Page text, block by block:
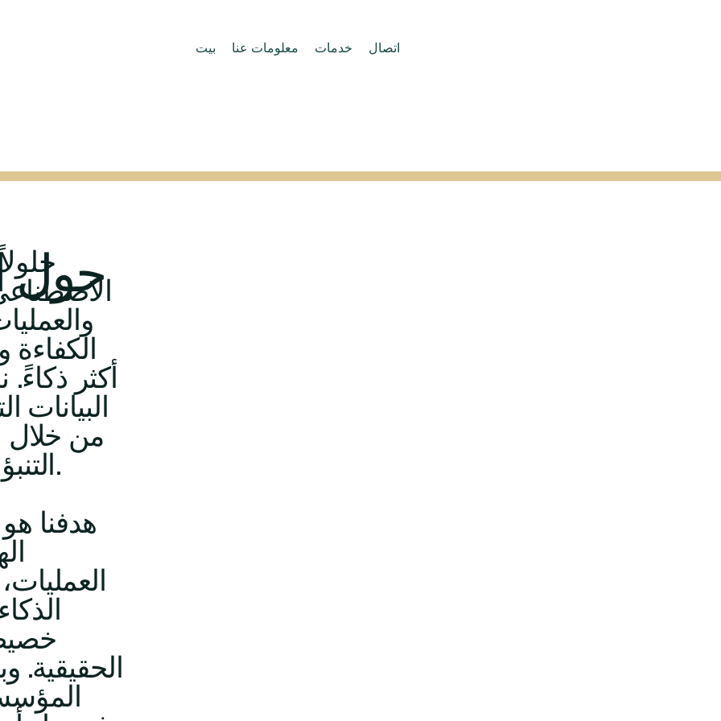
بيت معلومات عنا خدمات اتصال
حول
أكثر
البيانات
من خلال
التنبؤ واستراتيجيات التحول الرقمي.
هدفنا
الحقيقية.